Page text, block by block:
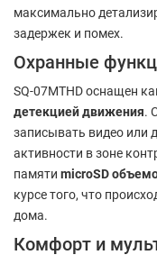
максимально
задержек и помех.
Охранные
SQ-07MTHD оснащен
детекцией движения.
записывать видео или
активности в зоне
памяти microSD
курсе того, что
дома.
Комфорт и